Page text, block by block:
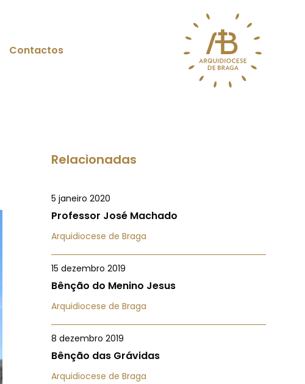
Contactos
Relacionadas
5 janeiro 2020
Professor José Machado
Arquidiocese de Braga
15 dezembro 2019
Bênção do Menino Jesus
Arquidiocese de Braga
8 dezembro 2019
Bênção das Grávidas
Arquidiocese de Braga